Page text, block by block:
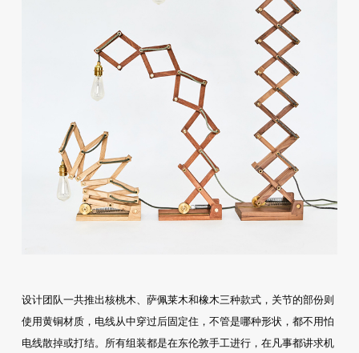
设计团队一共推出核桃木、萨佩莱木和橡木三种款式，关节的部份则
使用黄铜材质，电线从中穿过后固定住，不管是哪种形状，都不用怕
电线散掉或打结。所有组装都是在东伦敦手工进行，在凡事都讲求机